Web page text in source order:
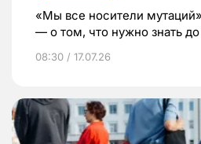
«Мы все носители
— о том, что нужно знать
08:30 / 17.07.26